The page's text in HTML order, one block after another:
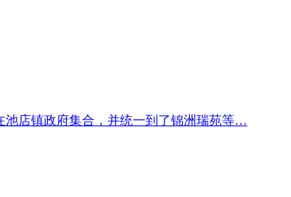
池店镇政府集合，并统一到了锦洲瑞苑等…